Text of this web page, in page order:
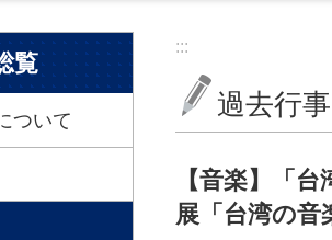
覧
ついて
:::
過去行事
【音楽】「
展「台湾の音